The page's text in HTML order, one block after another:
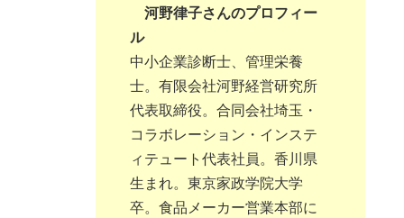
河野律子さんのプロフィー
ル
中小企業診断士、管理栄養
士。有限会社河野経営研究所
代表取締役。合同会社埼玉・
コラボレーション・インステ
ィテュート代表社員。香川県
生まれ。東京家政学院大学
卒。食品メーカー営業本部に